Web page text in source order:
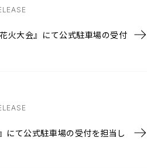
火大会』にて公式駐車場の受付
にて公式駐車場の受付を担当し